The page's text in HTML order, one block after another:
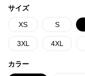
サイズ
XS S
3XL 4XL
カラー